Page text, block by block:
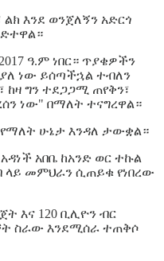
እንደ ወንጀለኝን አድርጎ
ዓ.ም ነበር። ጥያቄዎችን
ነው ይሰጣችኋል ተብለን
ከዛ ግን ተደጋጋሚ ጠየቅን፣
ነው" በማለት ተናግረዋል።
ሁኔታ እንዳለ ታውቋል።
አበቤ ከአንድ ወር ተኩል
ላይ መምህራን ሲጠይቁ የነበረው
እና 120 ቢሊዮን ብር
ስራው እንደሚሰራ ተጠቅሶ